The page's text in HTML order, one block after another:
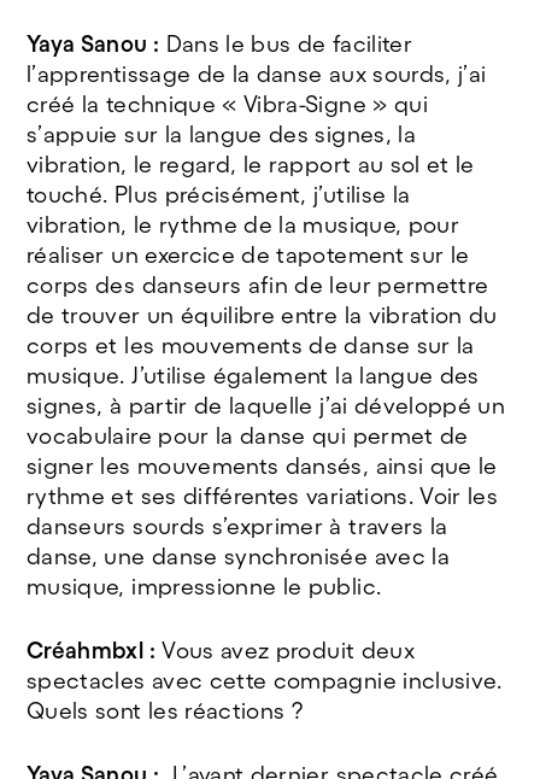
Yaya Sanou : Dans le bus de faciliter
l’apprentissage de la danse aux sourds, j’ai
créé la technique « Vibra-Signe » qui
s’appuie sur la langue des signes, la
vibration, le regard, le rapport au sol et le
touché. Plus précisément, j’utilise la
vibration, le rythme de la musique, pour
réaliser un exercice de tapotement sur le
corps des danseurs afin de leur permettre
de trouver un équilibre entre la vibration du
corps et les mouvements de danse sur la
musique. J’utilise également la langue des
signes, à partir de laquelle j’ai développé un
vocabulaire pour la danse qui permet de
signer les mouvements dansés, ainsi que le
rythme et ses différentes variations. Voir les
danseurs sourds s’exprimer à travers la
danse, une danse synchronisée avec la
musique, impressionne le public.
Créahmbxl : Vous avez produit deux
spectacles avec cette compagnie inclusive.
Quels sont les réactions ?